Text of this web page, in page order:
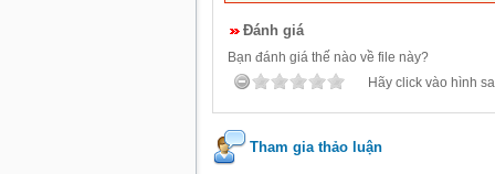
Đánh giá
Bạn đánh giá thế nào về file này?
Hãy click vào hình
Tham gia thảo luận